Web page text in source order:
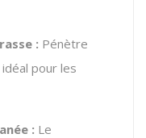
: Pénètre
pour les
: Le